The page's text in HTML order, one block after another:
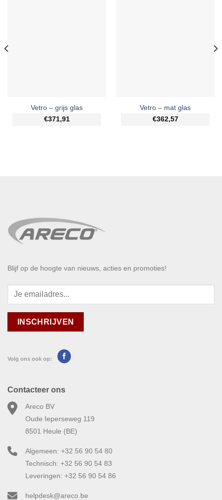
Vetro – grijs glas
€371,91
Vetro – mat glas
€362,57
Blijf op de hoogte van nieuws, acties en promoties!
Volg ons ook op:
Contacteer ons
Areco BV
Oude Ieperseweg 119
8501 Heule (BE)
Algemeen: +32 56 90 54 80
Technisch: +32 56 90 54 83
Leveringen: +32 56 90 54 86
helpdesk@areco.be